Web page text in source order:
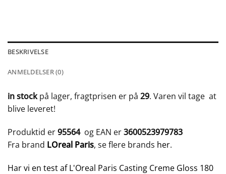
BESKRIVELSE
ANMELDELSER (0)
in stockpå lager, fragtprisen er på 29. Varen vil tage at
blive leveret!
Produktid er95564 og EAN er3600523979783
Fra brand LOreal Paris, se flere brands her.
Har vi en test af L'Oreal Paris Casting Creme Gloss 180